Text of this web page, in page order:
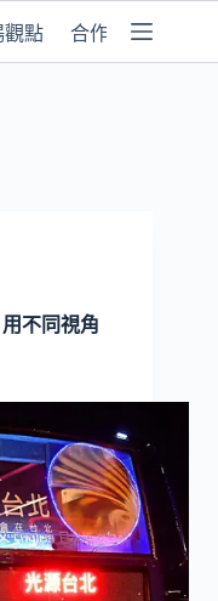
觀點 合作媒體
不同視角